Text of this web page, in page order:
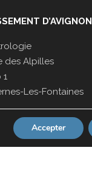
D’AVIGNON
des Alpilles
1
Les-Fontaines
27 08 68
16 01 13Accepter